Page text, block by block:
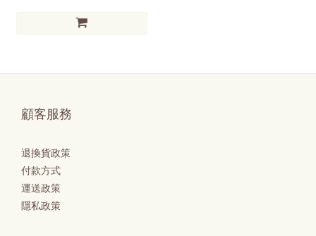
顧客服務
退換貨政策
付款方式
運送政策
隱私政策